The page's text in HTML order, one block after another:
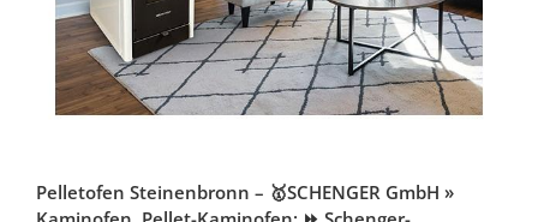
Pelletofen Steinenbronn – 🥇SCHENGER GmbH »